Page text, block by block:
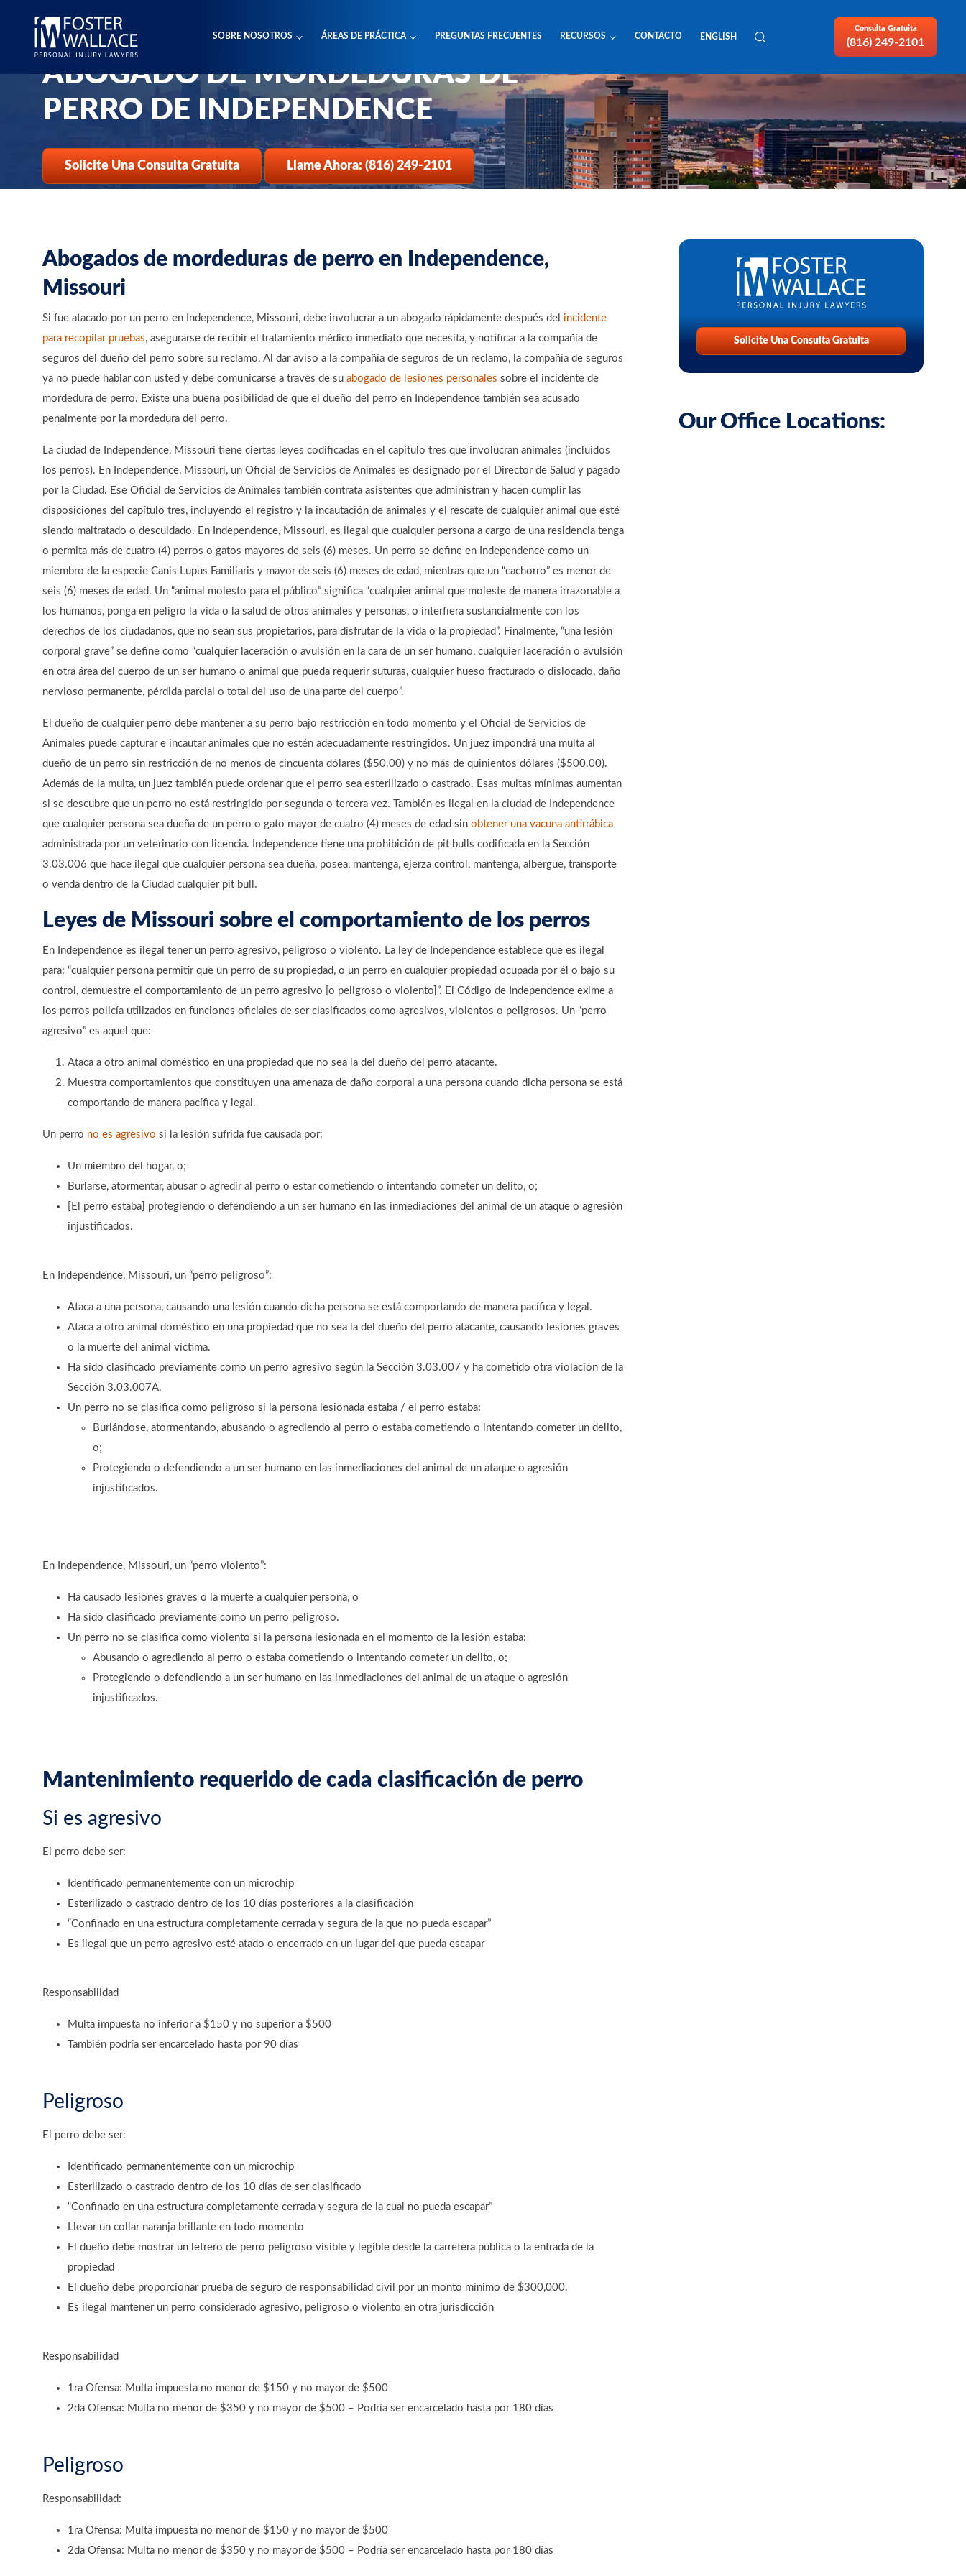
SOBRE NOSOTROS ÁREAS DE PRÁCTICA PREGUNTAS FRECUENTES RECURSOS CONTACTO ENGLISH
Consulta Gratuita
(816) 249-2101
Lesiones Personales De Independence
ABOGADO DE MORDEDURAS DE
PERRO DE INDEPENDENCE
Solicite Una Consulta Gratuita Llame Ahora: (816) 249-2101
Abogados de mordeduras de perro en Independence,
Missouri
Si fue atacado por un perro en Independence, Missouri, debe involucrar a un abogado rápidamente después del incidente
para recopilar pruebas, asegurarse de recibir el tratamiento médico inmediato que necesita, y notificar a la compañía de
seguros del dueño del perro sobre su reclamo. Al dar aviso a la compañía de seguros de un reclamo, la compañía de seguros
ya no puede hablar con usted y debe comunicarse a través de su abogado de lesiones personales sobre el incidente de
mordedura de perro. Existe una buena posibilidad de que el dueño del perro en Independence también sea acusado
penalmente por la mordedura del perro.
La ciudad de Independence, Missouri tiene ciertas leyes codificadas en el capítulo tres que involucran animales (incluidos
los perros). En Independence, Missouri, un Oficial de Servicios de Animales es designado por el Director de Salud y pagado
por la Ciudad. Ese Oficial de Servicios de Animales también contrata asistentes que administran y hacen cumplir las
disposiciones del capítulo tres, incluyendo el registro y la incautación de animales y el rescate de cualquier animal que esté
siendo maltratado o descuidado. En Independence, Missouri, es ilegal que cualquier persona a cargo de una residencia tenga
o permita más de cuatro (4) perros o gatos mayores de seis (6) meses. Un perro se define en Independence como un
miembro de la especie Canis Lupus Familiaris y mayor de seis (6) meses de edad, mientras que un “cachorro” es menor de
seis (6) meses de edad. Un “animal molesto para el público” significa “cualquier animal que moleste de manera irrazonable a
los humanos, ponga en peligro la vida o la salud de otros animales y personas, o interfiera sustancialmente con los
derechos de los ciudadanos, que no sean sus propietarios, para disfrutar de la vida o la propiedad”. Finalmente, “una lesión
corporal grave” se define como “cualquier laceración o avulsión en la cara de un ser humano, cualquier laceración o avulsión
en otra área del cuerpo de un ser humano o animal que pueda requerir suturas, cualquier hueso fracturado o dislocado, daño
nervioso permanente, pérdida parcial o total del uso de una parte del cuerpo”.
El dueño de cualquier perro debe mantener a su perro bajo restricción en todo momento y el Oficial de Servicios de
Animales puede capturar e incautar animales que no estén adecuadamente restringidos. Un juez impondrá una multa al
dueño de un perro sin restricción de no menos de cincuenta dólares ($50.00) y no más de quinientos dólares ($500.00).
Además de la multa, un juez también puede ordenar que el perro sea esterilizado o castrado. Esas multas mínimas aumentan
si se descubre que un perro no está restringido por segunda o tercera vez. También es ilegal en la ciudad de Independence
que cualquier persona sea dueña de un perro o gato mayor de cuatro (4) meses de edad sin obtener una vacuna antirrábica
administrada por un veterinario con licencia. Independence tiene una prohibición de pit bulls codificada en la Sección
3.03.006 que hace ilegal que cualquier persona sea dueña, posea, mantenga, ejerza control, mantenga, albergue, transporte
o venda dentro de la Ciudad cualquier pit bull.
Leyes de Missouri sobre el comportamiento de los perros
En Independence es ilegal tener un perro agresivo, peligroso o violento. La ley de Independence establece que es ilegal
para: “cualquier persona permitir que un perro de su propiedad, o un perro en cualquier propiedad ocupada por él o bajo su
control, demuestre el comportamiento de un perro agresivo [o peligroso o violento]”. El Código de Independence exime a
los perros policía utilizados en funciones oficiales de ser clasificados como agresivos, violentos o peligrosos. Un “perro
agresivo” es aquel que:
Ataca a otro animal doméstico en una propiedad que no sea la del dueño del perro atacante.
Muestra comportamientos que constituyen una amenaza de daño corporal a una persona cuando dicha persona se está
comportando de manera pacífica y legal.
Un perro no es agresivo si la lesión sufrida fue causada por:
Un miembro del hogar, o;
Burlarse, atormentar, abusar o agredir al perro o estar cometiendo o intentando cometer un delito, o;
[El perro estaba] protegiendo o defendiendo a un ser humano en las inmediaciones del animal de un ataque o agresión
injustificados.
En Independence, Missouri, un “perro peligroso”:
Ataca a una persona, causando una lesión cuando dicha persona se está comportando de manera pacífica y legal.
Ataca a otro animal doméstico en una propiedad que no sea la del dueño del perro atacante, causando lesiones graves
o la muerte del animal víctima.
Ha sido clasificado previamente como un perro agresivo según la Sección 3.03.007 y ha cometido otra violación de la
Sección 3.03.007A.
Un perro no se clasifica como peligroso si la persona lesionada estaba / el perro estaba:
Burlándose, atormentando, abusando o agrediendo al perro o estaba cometiendo o intentando cometer un delito,
o;
Protegiendo o defendiendo a un ser humano en las inmediaciones del animal de un ataque o agresión
injustificados.
En Independence, Missouri, un “perro violento”:
Ha causado lesiones graves o la muerte a cualquier persona, o
Ha sido clasificado previamente como un perro peligroso.
Un perro no se clasifica como violento si la persona lesionada en el momento de la lesión estaba:
Abusando o agrediendo al perro o estaba cometiendo o intentando cometer un delito, o;
Protegiendo o defendiendo a un ser humano en las inmediaciones del animal de un ataque o agresión
injustificados.
Mantenimiento requerido de cada clasificación de perro
Si es agresivo
El perro debe ser:
Identificado permanentemente con un microchip
Esterilizado o castrado dentro de los 10 días posteriores a la clasificación
“Confinado en una estructura completamente cerrada y segura de la que no pueda escapar”
Es ilegal que un perro agresivo esté atado o encerrado en un lugar del que pueda escapar
Responsabilidad
Multa impuesta no inferior a $150 y no superior a $500
También podría ser encarcelado hasta por 90 días
Peligroso
El perro debe ser:
Identificado permanentemente con un microchip
Esterilizado o castrado dentro de los 10 días de ser clasificado
“Confinado en una estructura completamente cerrada y segura de la cual no pueda escapar”
Llevar un collar naranja brillante en todo momento
El dueño debe mostrar un letrero de perro peligroso visible y legible desde la carretera pública o la entrada de la
propiedad
El dueño debe proporcionar prueba de seguro de responsabilidad civil por un monto mínimo de $300,000.
Es ilegal mantener un perro considerado agresivo, peligroso o violento en otra jurisdicción
Responsabilidad
1ra Ofensa: Multa impuesta no menor de $150 y no mayor de $500
2da Ofensa: Multa no menor de $350 y no mayor de $500 – Podría ser encarcelado hasta por 180 días
Peligroso
Responsabilidad:
1ra Ofensa: Multa impuesta no menor de $150 y no mayor de $500
2da Ofensa: Multa no menor de $350 y no mayor de $500 – Podría ser encarcelado hasta por 180 días
Solicite Una Consulta Gratuita
Our Office Locations: